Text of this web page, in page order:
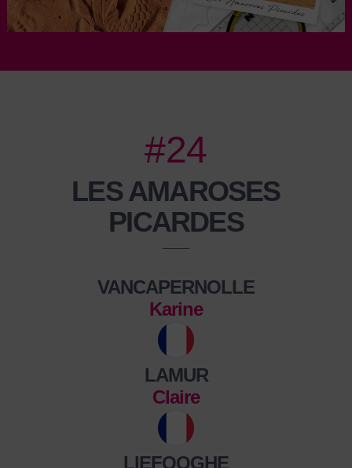
#24
LES AMAROSES
PICARDES
VANCAPERNOLLE
Karine
LAMUR
Claire
LIEFOOGHE